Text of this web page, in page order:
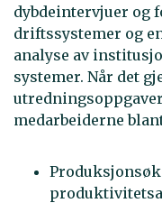
dybdeintervjuer og
driftssystemer og
analyse av
systemer. Når det
medarbeiderne